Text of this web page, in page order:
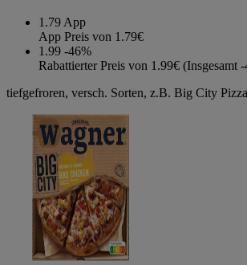
1.79 App
App Preis von 1.79€
1.99 -46%
Rabattierter Preis von 1.99€ (Insgesamt
tiefgefroren, versch. Sorten, z.B. Big City